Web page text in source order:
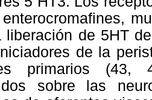
liberación de 5HT
de la
primarios (43,
sobre las